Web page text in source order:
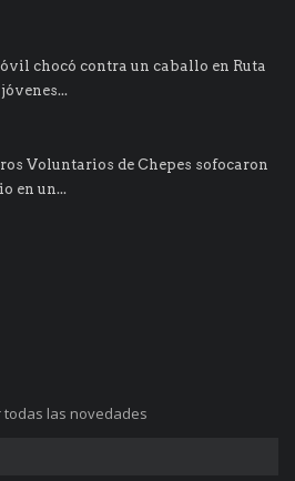
chocó contra un caballo en Ruta
Voluntarios de Chepes sofocaron
en un...
las novedades